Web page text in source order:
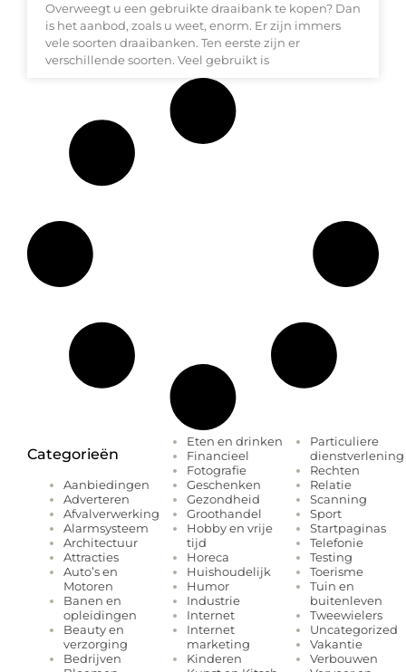
Overweegt u een gebruikte draaibank te kopen? Dan
is het aanbod, zoals u weet, enorm. Er zijn immers
vele soorten draaibanken. Ten eerste zijn er
verschillende soorten. Veel gebruikt is
Categorieën
Aanbiedingen
Adverteren
Afvalverwerking
Alarmsysteem
Architectuur
Attracties
Auto’s en
Motoren
Banen en
opleidingen
Beauty en
verzorging
Bedrijven
Eten en drinken
Financieel
Fotografie
Geschenken
Gezondheid
Groothandel
Hobby en vrije
tijd
Horeca
Huishoudelijk
Humor
Industrie
Internet
Internet
marketing
Kinderen
Particuliere
dienstverlening
Rechten
Relatie
Scanning
Sport
Startpaginas
Telefonie
Testing
Toerisme
Tuin en
buitenleven
Tweewielers
Uncategorized
Vakantie
Verbouwen